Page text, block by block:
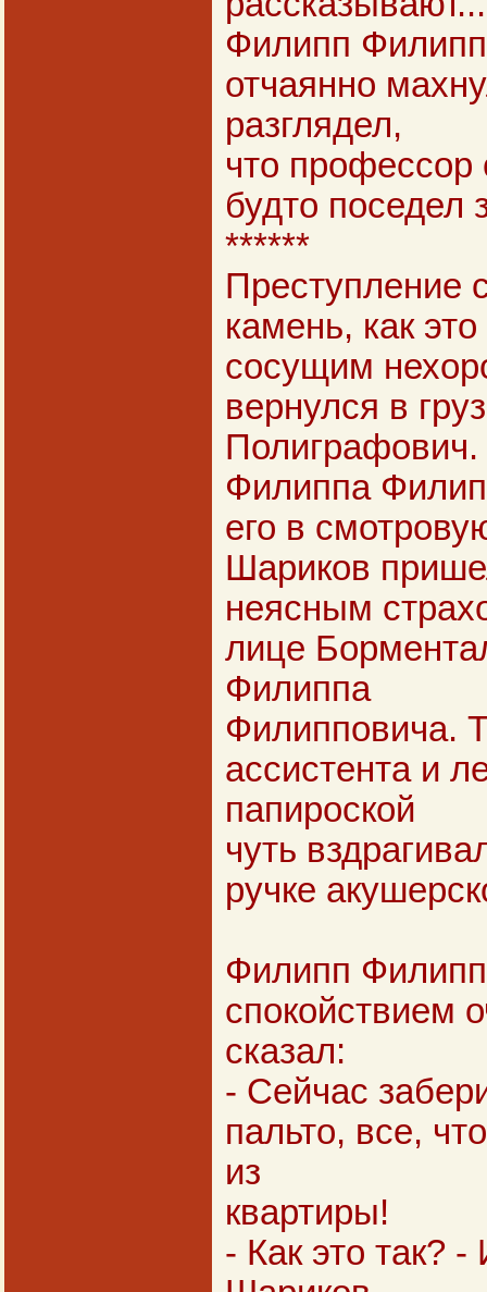
Филипп
отчаянно
разглядел,
что профессор
будто поседел
******
Преступление
камень, как
сосущим
вернулся в
Полиграфович.
Филиппа
его в
Шариков
неясным
лице
Филиппа
Филипповича.
ассистента и
папироской
чуть
ручке
Филипп
спокойствием
сказал:
- Сейчас
пальто, все,
из
квартиры!
- Как это так?